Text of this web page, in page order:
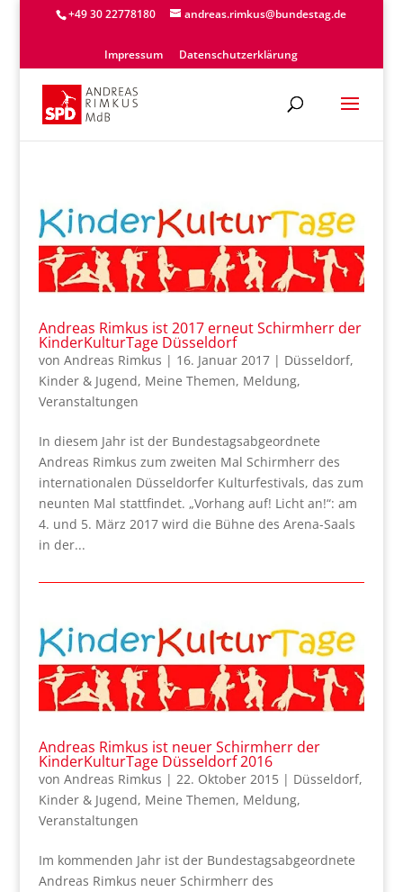
+49 30 22778180 andreas.rimkus@bundestag.de
Impressum Datenschutzerklärung
Andreas Rimkus ist 2017 erneut Schirmherr der
KinderKulturTage Düsseldorf
von Andreas Rimkus | 16. Januar 2017| Düsseldorf,
Kinder & Jugend, Meine Themen, Meldung,
Veranstaltungen
In diesem Jahr ist der Bundestagsabgeordnete
Andreas Rimkus zum zweiten Mal Schirmherr des
internationalen Düsseldorfer Kulturfestivals, das zum
neunten Mal stattfindet. „Vorhang auf! Licht an!“: am
4. und 5. März 2017 wird die Bühne des Arena-Saals
in der...
Andreas Rimkus ist neuer Schirmherr der
KinderKulturTage Düsseldorf 2016
von Andreas Rimkus | 22. Oktober 2015| Düsseldorf,
Kinder & Jugend, Meine Themen, Meldung,
Veranstaltungen
Im kommenden Jahr ist der Bundestagsabgeordnete
Andreas Rimkus neuer Schirmherr des